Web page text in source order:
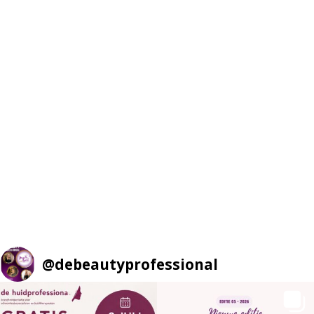
@debeautyprofessional